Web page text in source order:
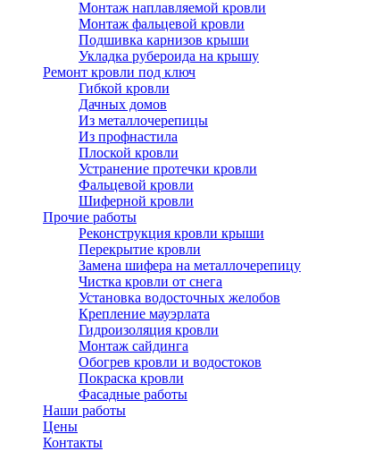
Монтаж наплавляемой кровли
Монтаж фальцевой кровли
Подшивка карнизов крыши
Укладка рубероида на крышу
Ремонт кровли под ключ
Гибкой кровли
Дачных домов
Из металлочерепицы
Из профнастила
Плоской кровли
Устранение протечки кровли
Фальцевой кровли
Шиферной кровли
Прочие работы
Реконструкция кровли крыши
Перекрытие кровли
Замена шифера на металлочерепицу
Чистка кровли от снега
Установка водосточных желобов
Крепление мауэрлата
Гидроизоляция кровли
Монтаж сайдинга
Обогрев кровли и водостоков
Покраска кровли
Фасадные работы
Наши работы
Цены
Контакты